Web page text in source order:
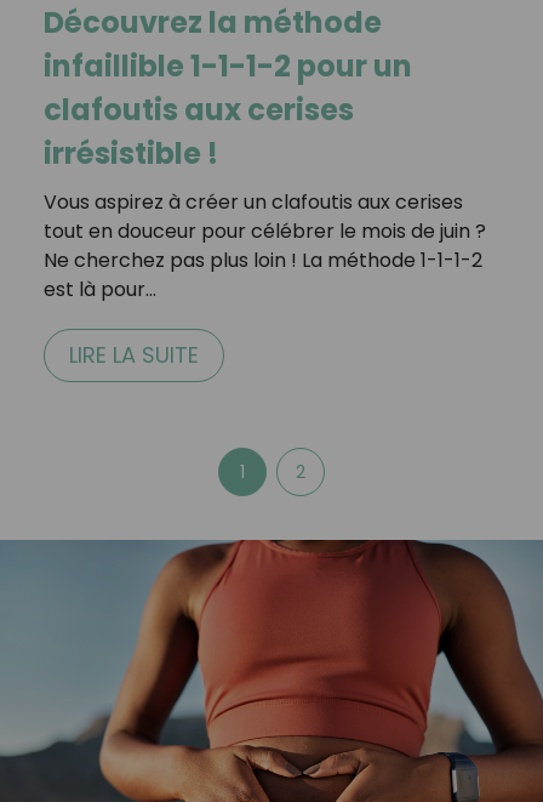
Découvrez la méthode
infaillible 1-1-1-2 pour un
clafoutis aux cerises
irrésistible !
Vous aspirez à créer un clafoutis aux cerises
tout en douceur pour célébrer le mois de juin ?
Ne cherchez pas plus loin ! La méthode 1-1-1-2
est là pour…
LIRE LA SUITE
1 2